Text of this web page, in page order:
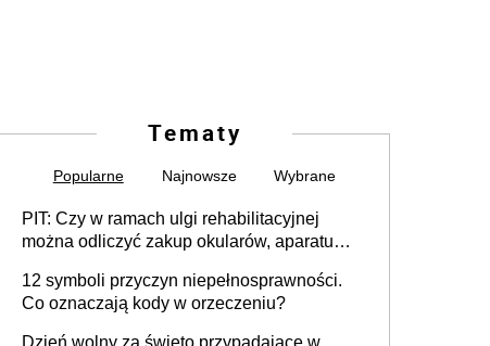
Tematy
Popularne Najnowsze Wybrane
PIT: Czy w ramach ulgi rehabilitacyjnej
można odliczyć zakup okularów, aparatu
12 symboli przyczyn niepełnosprawności.
Co oznaczają kody w orzeczeniu?
Dzień wolny za święto przypadające w